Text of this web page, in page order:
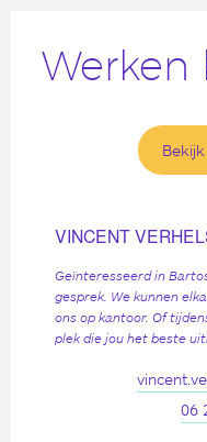
Werken
VINCENT
Geïnteresseerd in
gesprek. We kunnen
ons op kantoor. Of
plek die jou het beste
06